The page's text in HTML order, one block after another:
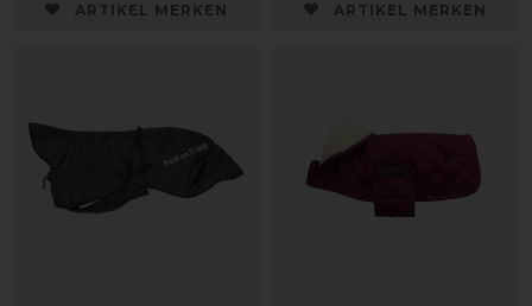
ARTIKEL MERKEN ARTIKEL MERKEN